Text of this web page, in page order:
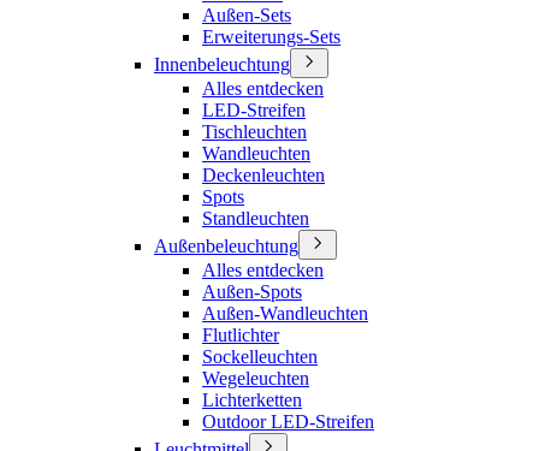
Außen-Sets
Erweiterungs-Sets
Innenbeleuchtung
Alles entdecken
LED-Streifen
Tischleuchten
Wandleuchten
Deckenleuchten
Spots
Standleuchten
Außenbeleuchtung
Alles entdecken
Außen-Spots
Außen-Wandleuchten
Flutlichter
Sockelleuchten
Wegeleuchten
Lichterketten
Outdoor LED-Streifen